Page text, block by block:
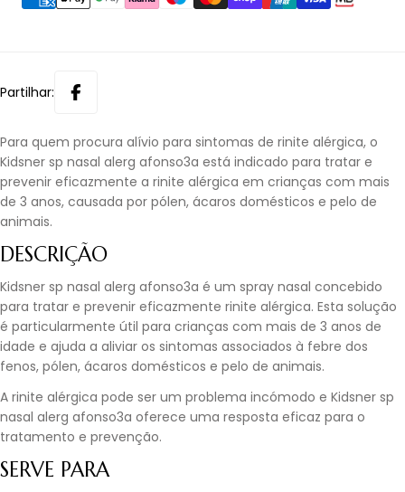
pagamento
Partilhar:
Para quem procura alívio para sintomas de rinite alérgica, o
Kidsner sp nasal alerg afonso3a está indicado para tratar e
prevenir eficazmente a rinite alérgica em crianças com mais
de 3 anos, causada por pólen, ácaros domésticos e pelo de
animais.
DESCRIÇÃO
Kidsner sp nasal alerg afonso3a é um spray nasal concebido
para tratar e prevenir eficazmente rinite alérgica. Esta solução
é particularmente útil para crianças com mais de 3 anos de
idade e ajuda a aliviar os sintomas associados à febre dos
fenos, pólen, ácaros domésticos e pelo de animais.
A rinite alérgica pode ser um problema incómodo e Kidsner sp
nasal alerg afonso3a oferece uma resposta eficaz para o
tratamento e prevenção.
SERVE PARA